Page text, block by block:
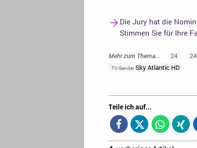
Die Jury hat die
Stimmen Sie für Ihre
Mehr zum Thema... 24
TV-SenderSky Atlantic HD
Teile ich auf...